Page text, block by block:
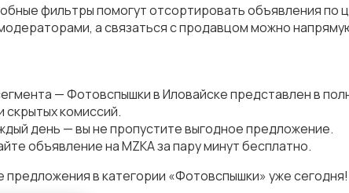
фильтры помогут отсортировать объявления по
а связаться с продавцом можно
— Фотовспышки в Иловайске представлен в
комиссий.
день — вы не пропустите выгодное предложение.
объявление на MZKA за пару минут бесплатно.
в категории «Фотовспышки» уже сегодня!